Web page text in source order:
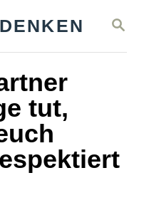
S
A
tut,